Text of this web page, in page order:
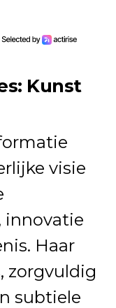
Kunst
visie
innovatie
Haar
zorgvuldig
subtiele